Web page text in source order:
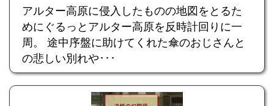
アルター高原に侵入したものの地図をとるた
めにぐるっとアルター高原を反時計回りに一
周。 途中序盤に助けてくれた傘のおじさんと
の悲しい別れや･･･